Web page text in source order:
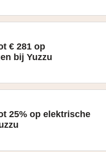
€ 281 op
bij Yuzzu
25% op elektrische